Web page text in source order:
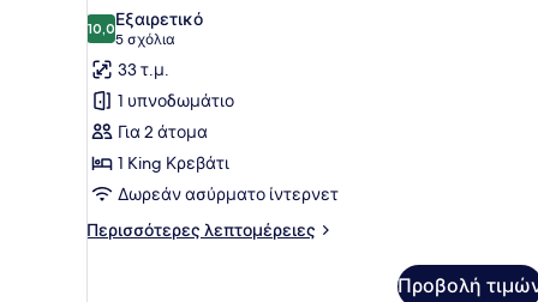
των
φωτογραφιών
για
Grand
Deluxe
Room
10,010,0 στα 10
Εξαιρετικό
5 σχόλια
(5
σχόλια)
33 τ.μ.
1 υπνοδωμάτιο
Για 2 άτομα
1 King Κρεβάτι
Δωρεάν ασύρματο ίντερνετ
Περισσότερες λεπτομέρειες
Περισσότερες
Προβολή